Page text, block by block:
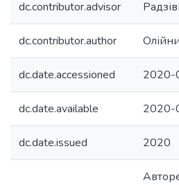
dc.contributor.advisor
dc.contributor.author
dc.date.accessioned 2020-
dc.date.available 2020-
dc.date.issued 2020